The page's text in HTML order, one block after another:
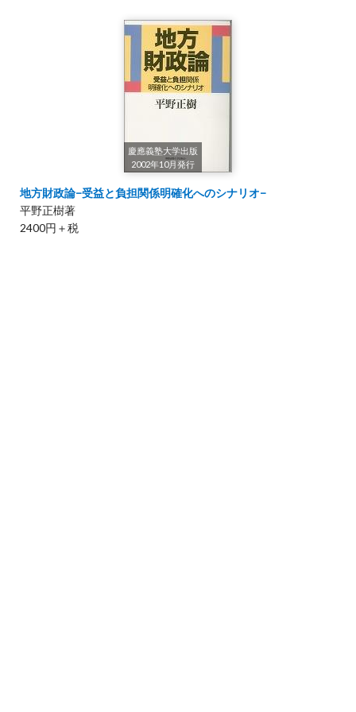
慶應義塾大学出版
2002年10月発行
地方財政論−受益と負担関係明確化へのシナリオ−
平野正樹著
2400円＋税